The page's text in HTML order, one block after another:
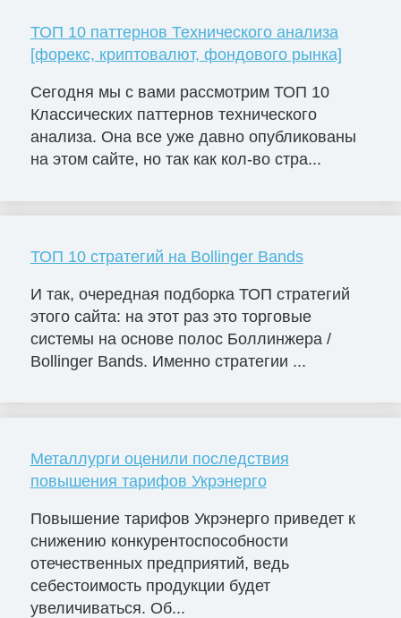
ТОП 10 паттернов Технического анализа
[форекс, криптовалют, фондового рынка]
Сегодня мы с вами рассмотрим ТОП 10
Классических паттернов технического
анализа. Она все уже давно опубликованы
на этом сайте, но так как кол-во стра...
ТОП 10 стратегий на Bollinger Bands
И так, очередная подборка ТОП стратегий
этого сайта: на этот раз это торговые
системы на основе полос Боллинжера /
Bollinger Bands. Именно стратегии ...
Металлурги оценили последствия
повышения тарифов Укрэнерго
Повышение тарифов Укрэнерго приведет к
снижению конкурентоспособности
отечественных предприятий, ведь
себестоимость продукции будет
увеличиваться. Об...